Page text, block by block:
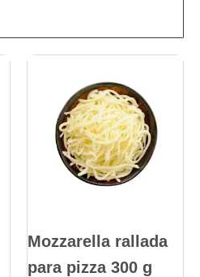
Mozzarella rallada
para pizza 300 g